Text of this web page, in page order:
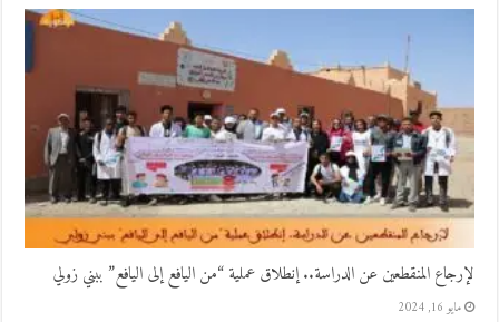
لإرجاع المنقطعين عن الدراسة.. إنطلاق عملية “من اليافع إلى اليافع” ببني زولي
مايو 16, 2024